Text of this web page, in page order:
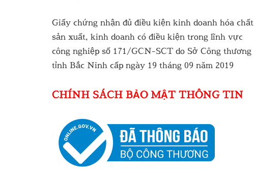
Giấy chứng nhận đủ điều kiện kinh doanh hóa chất
sản xuất, kinh doanh có điều kiện trong lĩnh vực
công nghiệp số 171/GCN-SCT do Sở Công thương
tỉnh Bắc Ninh cấp ngày 19 tháng 09 năm 2019
CHÍNH SÁCH BẢO MẬT THÔNG TIN